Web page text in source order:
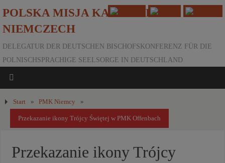
POLSKA MISJA KATOLICKA W
NIEMCZECH
DELEGATUR DER DEUTSCHEN BISCHOFSKONFERENZ FÜR DIE
POLNISCHSPRACHIGE SEELSORGE IN DEUTSCHLAND
Start » PMK Niemcy »
Przekazanie ikony Trójcy Świętej w PMK Offenbach
Przekazanie ikony Trójcy